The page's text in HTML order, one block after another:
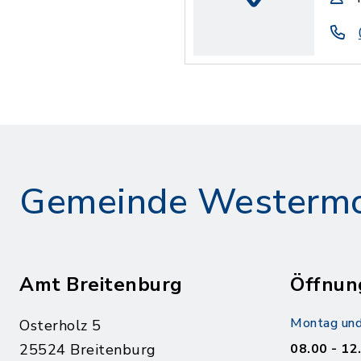
Gemeinde
Amt Breitenburg
Osterholz 5
25524 Breitenburg
Montag
08.00 -